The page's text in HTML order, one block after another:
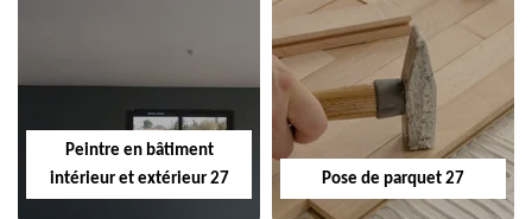
Peintre en bâtiment
intérieur et extérieur 27
Pose de parquet 27